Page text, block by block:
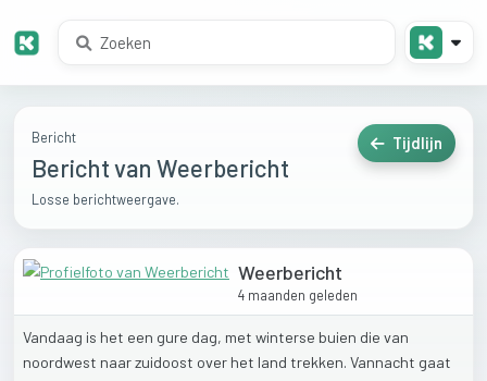
Bericht
Bericht van Weerbericht
Losse berichtweergave.
Tijdlijn
Weerbericht
4 maanden geleden
Vandaag is het een gure dag, met winterse buien die van
noordwest naarzuidoost over het land trekken. Vannacht gaat